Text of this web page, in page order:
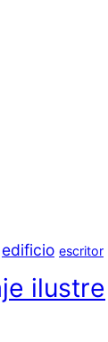
edificio escritor
ilustre